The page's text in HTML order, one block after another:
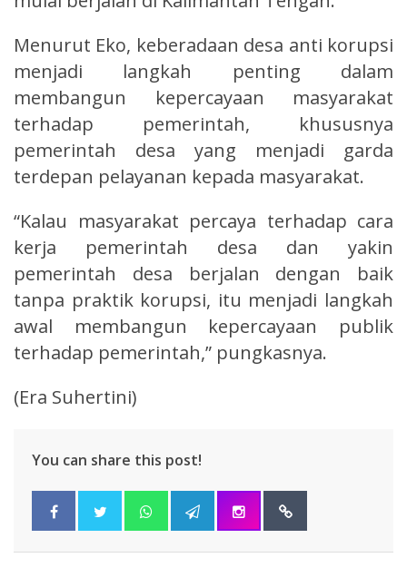
Menurut Eko, keberadaan desa anti korupsi
menjadi langkah penting dalam
membangun kepercayaan masyarakat
terhadap pemerintah, khususnya
pemerintah desa yang menjadi garda
terdepan pelayanan kepada masyarakat.
“Kalau masyarakat percaya terhadap cara
kerja pemerintah desa dan yakin
pemerintah desa berjalan dengan baik
tanpa praktik korupsi, itu menjadi langkah
awal membangun kepercayaan publik
terhadap pemerintah,” pungkasnya.
(Era Suhertini)
You can share this post!